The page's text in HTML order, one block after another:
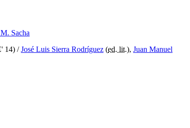
Sacha
14) /José Luis Sierra Rodríguez (ed. lit.), Juan Manuel